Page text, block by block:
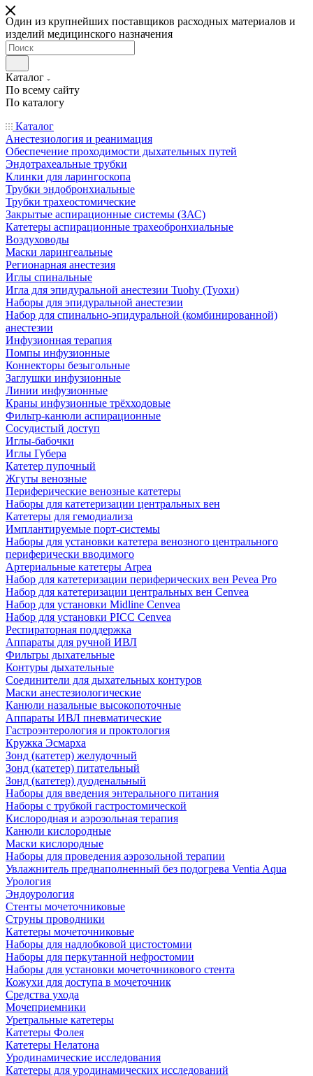
Один из крупнейших поставщиков расходных материалов и
изделий медицинского назначения
Каталог
По всему сайту
По каталогу
Каталог
Анестезиология и реанимация
Обеспечение проходимости дыхательных путей
Эндотрахеальные трубки
Клинки для ларингоскопа
Трубки эндобронхиальные
Трубки трахеостомические
Закрытые аспирационные системы (ЗАС)
Катетеры аспирационные трахеобронхиальные
Воздуховоды
Маски ларингеальные
Регионарная анестезия
Иглы спинальные
Игла для эпидуральной анестезии Tuohy (Туохи)
Наборы для эпидуральной анестезии
Набор для спинально-эпидуральной (комбинированной)
анестезии
Инфузионная терапия
Помпы инфузионные
Коннекторы безыгольные
Заглушки инфузионные
Линии инфузионные
Краны инфузионные трёхходовые
Фильтр-канюли аспирационные
Сосудистый доступ
Иглы-бабочки
Иглы Губера
Катетер пупочный
Жгуты венозные
Периферические венозные катетеры
Наборы для катетеризации центральных вен
Катетеры для гемодиализа
Имплантируемые порт‑системы
Наборы для установки катетера венозного центрального
периферически вводимого
Артериальные катетеры Arpea
Набор для катетеризации периферических вен Pevea Pro
Набор для катетеризации центральных вен Cenvea
Набор для установки Midline Cenvea
Набор для установки PICC Cenvea
Респираторная поддержка
Аппараты для ручной ИВЛ
Фильтры дыхательные
Контуры дыхательные
Соединители для дыхательных контуров
Маски анестезиологические
Канюли назальные высокопоточные
Аппараты ИВЛ пневматические
Гастроэнтерология и проктология
Кружка Эсмарха
Зонд (катетер) желудочный
Зонд (катетер) питательный
Зонд (катетер) дуоденальный
Наборы для введения энтерального питания
Наборы с трубкой гастростомической
Кислородная и аэрозольная терапия
Канюли кислородные
Маски кислородные
Наборы для проведения аэрозольной терапии
Увлажнитель преднаполненный без подогрева Ventia Aqua
Урология
Эндоурология
Стенты мочеточниковые
Струны проводники
Катетеры мочеточниковые
Наборы для надлобковой цистостомии
Наборы для перкутанной нефростомии
Наборы для установки мочеточникового стента
Кожухи для доступа в мочеточник
Средства ухода
Мочеприемники
Уретральные катетеры
Катетеры Фолея
Катетеры Нелатона
Уродинамические исследования
Катетеры для уродинамических исследований